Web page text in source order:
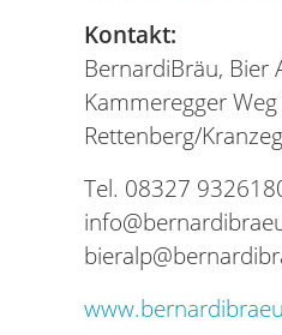
Kontakt:
BernardiBräu, Bier
Kammeregger
Rettenberg/
Tel. 08327